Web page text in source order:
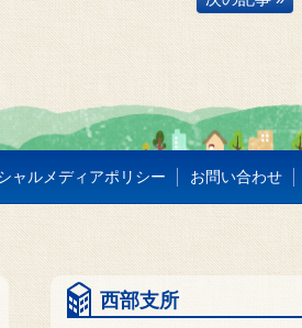
ャルメディアポリシー お問い合わせ
西部支所